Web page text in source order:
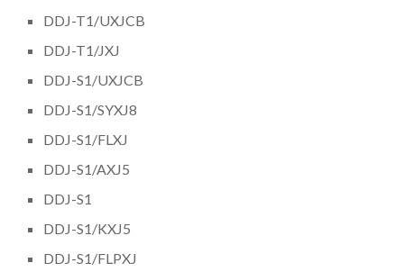
DDJ-T1/UXJCB
DDJ-T1/JXJ
DDJ-S1/UXJCB
DDJ-S1/SYXJ8
DDJ-S1/FLXJ
DDJ-S1/AXJ5
DDJ-S1
DDJ-S1/KXJ5
DDJ-S1/FLPXJ